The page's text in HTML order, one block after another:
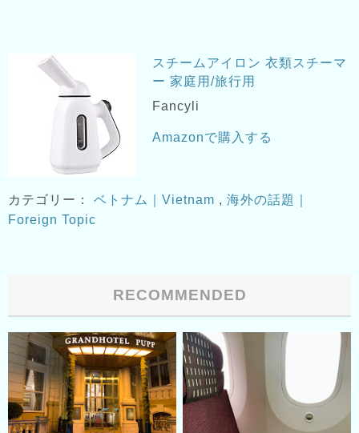
スチームアイロン 衣類スチーマ
ー 家庭用/旅行用
Fancyli
Amazonで購入する
カテゴリー： ベトナム｜Vietnam , 海外の話題｜
Foreign Topic
RECOMMENDED